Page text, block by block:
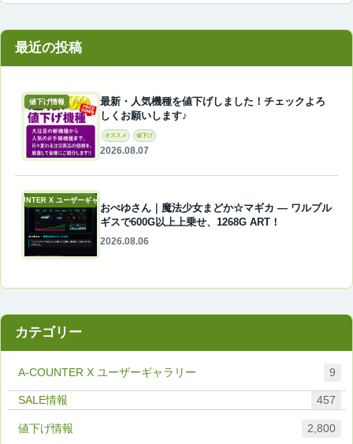
最近の投稿
値下げ情報
最新・人気機種を値下げしました！チェックよろ
しくお願いします♪
オススメ 値下げ
2026.08.07
A-COUNTER X ユーザーギャラリー
おぺゆさん｜魔法少女まどか☆マギカ ― ワルプル
ギスで600G以上上乗せ、1268G ART！
2026.08.06
カテゴリー
A-COUNTER X ユーザーギャラリー 9
457
値下げ情報 2,800